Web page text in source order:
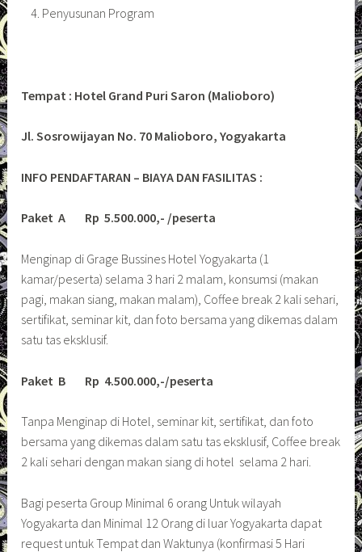
Penyusunan Program
Tempat : Hotel Grand Puri Saron (Malioboro)
Jl. Sosrowijayan No. 70 Malioboro, Yogyakarta
INFO PENDAFTARAN – BIAYA DAN FASILITAS :
Paket A Rp 5.500.000,- /peserta
Menginap di Grage Bussines Hotel Yogyakarta (1
kamar/peserta) selama 3 hari 2 malam, konsumsi (makan
pagi, makan siang, makan malam), Coffee break 2 kali sehari,
sertifikat, seminar kit, dan foto bersama yang dikemas dalam
satu tas eksklusif.
Paket B Rp 4.500.000,-/peserta
Tanpa Menginap di Hotel, seminar kit, sertifikat, dan foto
bersama yang dikemas dalam satu tas eksklusif, Coffee break
2 kali sehari dengan makan siang di hotel selama 2 hari.
Bagi peserta Group Minimal 6 orang Untuk wilayah
Yogyakarta dan Minimal 12 Orang di luar Yogyakarta dapat
request untuk Tempat dan Waktunya (konfirmasi 5 Hari